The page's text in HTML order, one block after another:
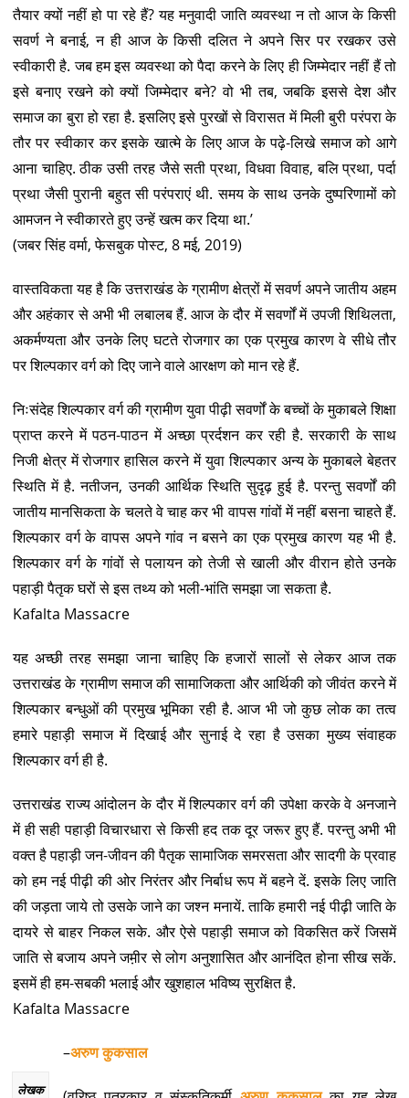
तैयार क्यों नहीं हो पा रहे हैं? यह मनुवादी जाति व्यवस्था न तो आज के किसी
सवर्ण ने बनाई, न ही आज के किसी दलित ने अपने सिर पर रखकर उसे
स्वीकारी है. जब हम इस व्यवस्था को पैदा करने के लिए ही जिम्मेदार नहीं हैं तो
इसे बनाए रखने को क्यों जिम्मेदार बने? वो भी तब, जबकि इससे देश और
समाज का बुरा हो रहा है. इसलिए इसे पुरखों से विरासत में मिली बुरी परंपरा के
तौर पर स्वीकार कर इसके खात्मे के लिए आज के पढ़े-लिखे समाज को आगे
आना चाहिए. ठीक उसी तरह जैसे सती प्रथा, विधवा विवाह, बलि प्रथा, पर्दा
प्रथा जैसी पुरानी बहुत सी परंपराएं थी. समय के साथ उनके दुष्परिणामों को
आमजन ने स्वीकारते हुए उन्हें खत्म कर दिया था.’
(जबर सिंह वर्मा, फेसबुक पोस्ट, 8 मई, 2019)
वास्तविकता यह है कि उत्तराखंड के ग्रामीण क्षेत्रों में सवर्ण अपने जातीय अहम
और अहंकार से अभी भी लबालब हैं. आज के दौर में सवर्णों में उपजी शिथिलता,
अकर्मण्यता और उनके लिए घटते रोजगार का एक प्रमुख कारण वे सीधे तौर
पर शिल्पकार वर्ग को दिए जाने वाले आरक्षण को मान रहे हैं.
निःसंदेह शिल्पकार वर्ग की ग्रामीण युवा पीढ़ी सवर्णों के बच्चों के मुकाबले शिक्षा
प्राप्त करने में पठन-पाठन में अच्छा प्रर्दशन कर रही है. सरकारी के साथ
निजी क्षेत्र में रोजगार हासिल करने में युवा शिल्पकार अन्य के मुकाबले बेहतर
स्थिति में है. नतीजन, उनकी आर्थिक स्थिति सुदृढ़ हुई है. परन्तु सवर्णों की
जातीय मानसिकता के चलते वे चाह कर भी वापस गांवों में नहीं बसना चाहते हैं.
शिल्पकार वर्ग के वापस अपने गांव न बसने का एक प्रमुख कारण यह भी है.
शिल्पकार वर्ग के गांवों से पलायन को तेजी से खाली और वीरान होते उनके
पहाड़ी पैतृक घरों से इस तथ्य को भली-भांति समझा जा सकता है.
Kafalta Massacre
यह अच्छी तरह समझा जाना चाहिए कि हजारों सालों से लेकर आज तक
उत्तराखंड के ग्रामीण समाज की सामाजिकता और आर्थिकी को जीवंत करने में
शिल्पकार बन्धुओं की प्रमुख भूमिका रही है. आज भी जो कुछ लोक का तत्व
हमारे पहाड़ी समाज में दिखाई और सुनाई दे रहा है उसका मुख्य संवाहक
शिल्पकार वर्ग ही है.
उत्तराखंड राज्य आंदोलन के दौर में शिल्पकार वर्ग की उपेक्षा करके वे अनजाने
में ही सही पहाड़ी विचारधारा से किसी हद तक दूर जरूर हुए हैं. परन्तु अभी भी
वक्त है पहाड़ी जन-जीवन की पैतृक सामाजिक समरसता और सादगी के प्रवाह
को हम नई पीढ़ी की ओर निरंतर और निर्बाध रूप में बहने दें. इसके लिए जाति
की जड़ता जाये तो उसके जाने का जश्न मनायें. ताकि हमारी नई पीढ़ी जाति के
दायरे से बाहर निकल सके. और ऐसे पहाड़ी समाज को विकसित करें जिसमें
जाति से बजाय अपने जम़ीर से लोग अनुशासित और आनंदित होना सीख सकें.
इसमें ही हम-सबकी भलाई और खुशहाल भविष्य सुरक्षित है.
Kafalta Massacre
लेखक
–अरुण कुकसाल